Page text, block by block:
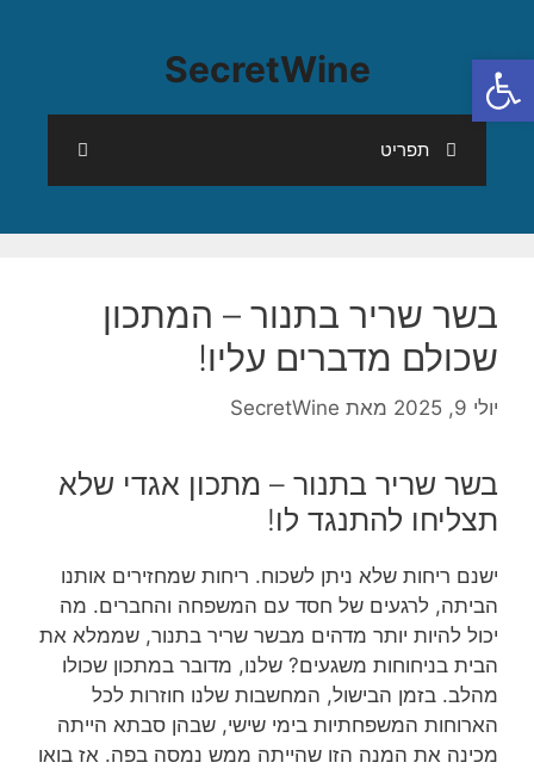
פתח סרגל נגישות SecretWine
תפריט
בשר שריר בתנור – המתכון
שכולם מדברים עליו!
יולי 9, 2025 מאת SecretWine
בשר שריר בתנור – מתכון אגדי שלא
תצליחו להתנגד לו!
ישנם ריחות שלא ניתן לשכוח. ריחות שמחזירים אותנו
הביתה, לרגעים של חסד עם המשפחה והחברים. מה
יכול להיות יותר מדהים מבשר שריר בתנור, שממלא את
הבית בניחוחות משגעים? שלנו, מדובר במתכון שכולו
מהלב. בזמן הבישול, המחשבות שלנו חוזרות לכל
הארוחות המשפחתיות בימי שישי, שבהן סבתא הייתה
מכינה את המנה הזו שהייתה ממש נמסה בפה. אז בואו